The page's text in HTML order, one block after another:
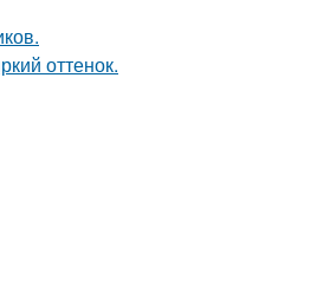
оттенок.